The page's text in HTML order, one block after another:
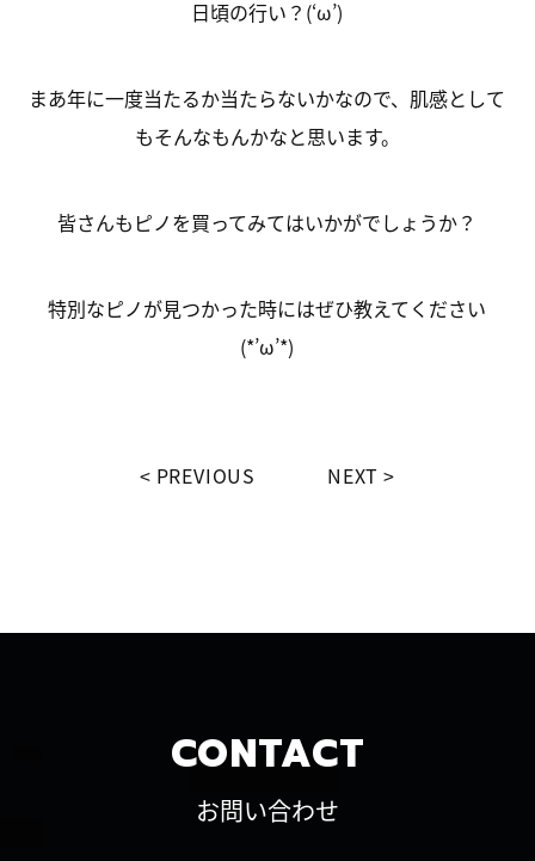
日頃の行い？(‘ω’)
まあ年に一度当たるか当たらないかなので、肌感として
もそんなもんかなと思います。
皆さんもピノを買ってみてはいかがでしょうか？
特別なピノが見つかった時にはぜひ教えてください
(*’ω’*)
PREVIOUS NEXT
CONTACT
お問い合わせ